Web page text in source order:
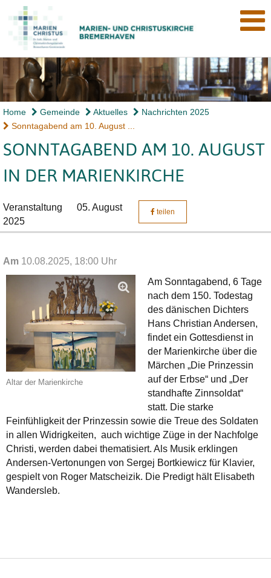
Home Gemeinde Aktuelles
Nachrichten 2025
Sonntagabend am 10. August ...
SONNTAGABEND AM 10. AUGUST
IN DER MARIENKIRCHE
Veranstaltung
05. August
2025
teilen
Am 10.08.2025, 18:00 Uhr
Altar der Marienkirche
Am Sonntagabend, 6 Tage
nach dem 150. Todestag
des dänischen Dichters
Hans Christian Andersen,
findet ein Gottesdienst in
der Marienkirche über die
Märchen „Die Prinzessin
auf der Erbse“ und „Der
standhafte Zinnsoldat“
statt. Die starke
Feinfühligkeit der Prinzessin sowie die Treue des Soldaten
in allen Widrigkeiten, auch wichtige Züge in der Nachfolge
Christi, werden dabei thematisiert. Als Musik erklingen
Andersen-Vertonungen von Sergej Bortkiewicz für Klavier,
gespielt von Roger Matscheizik. Die Predigt hält Elisabeth
Wandersleb.